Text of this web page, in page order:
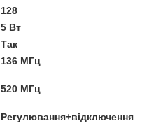
128
5 Вт
Так
136 МГц
520 МГц
Регулювання+відключення